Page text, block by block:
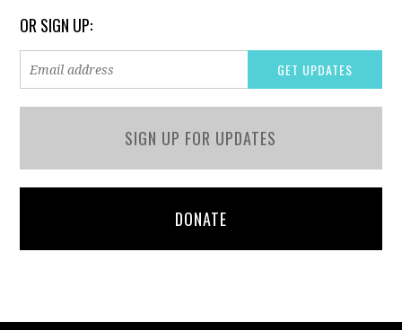
OR SIGN UP:
SIGN UP FOR UPDATES
DONATE